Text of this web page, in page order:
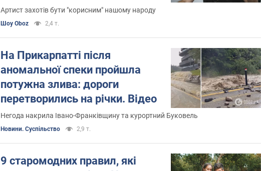
розділилися
Артист захотів бути "корисним" нашому народу
Шоу Oboz 2,4 т.
На Прикарпатті після
аномальної спеки пройшла
потужна злива: дороги
перетворились на річки. Відео
Негода накрила Івано-Франківщину та курортний Буковель
Новини. Суспільство 2,9 т.
9 старомодних правил, які